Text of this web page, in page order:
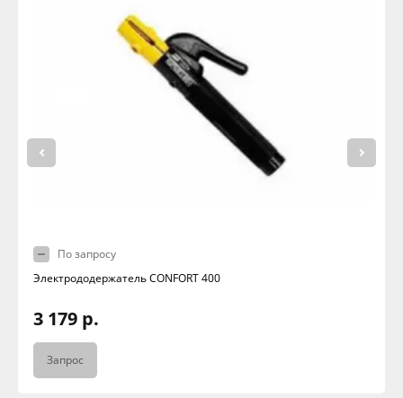
По запросу
Электрододержатель CONFORT 400
3 179 р.
Запрос